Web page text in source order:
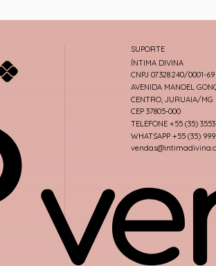
SUPORTE
ÍNTIMA DIVINA
CNPJ 07.328.240/0001-69
AVENIDA MANOEL
CENTRO, JURUAIA/MG
CEP 37805-000
TELEFONE +55 (35)
WHATSAPP +55 (35)